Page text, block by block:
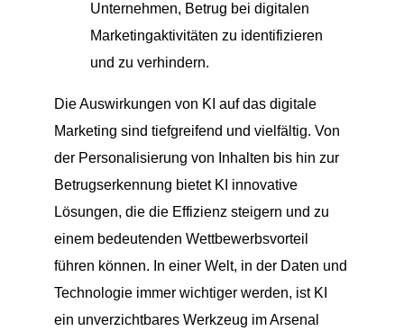
Unternehmen, Betrug bei digitalen
Marketingaktivitäten zu identifizieren
und zu verhindern.
Die Auswirkungen von KI auf das digitale
Marketing sind tiefgreifend und vielfältig. Von
der Personalisierung von Inhalten bis hin zur
Betrugserkennung bietet KI innovative
Lösungen, die die Effizienz steigern und zu
einem bedeutenden Wettbewerbsvorteil
führen können. In einer Welt, in der Daten und
Technologie immer wichtiger werden, ist KI
ein unverzichtbares Werkzeug im Arsenal